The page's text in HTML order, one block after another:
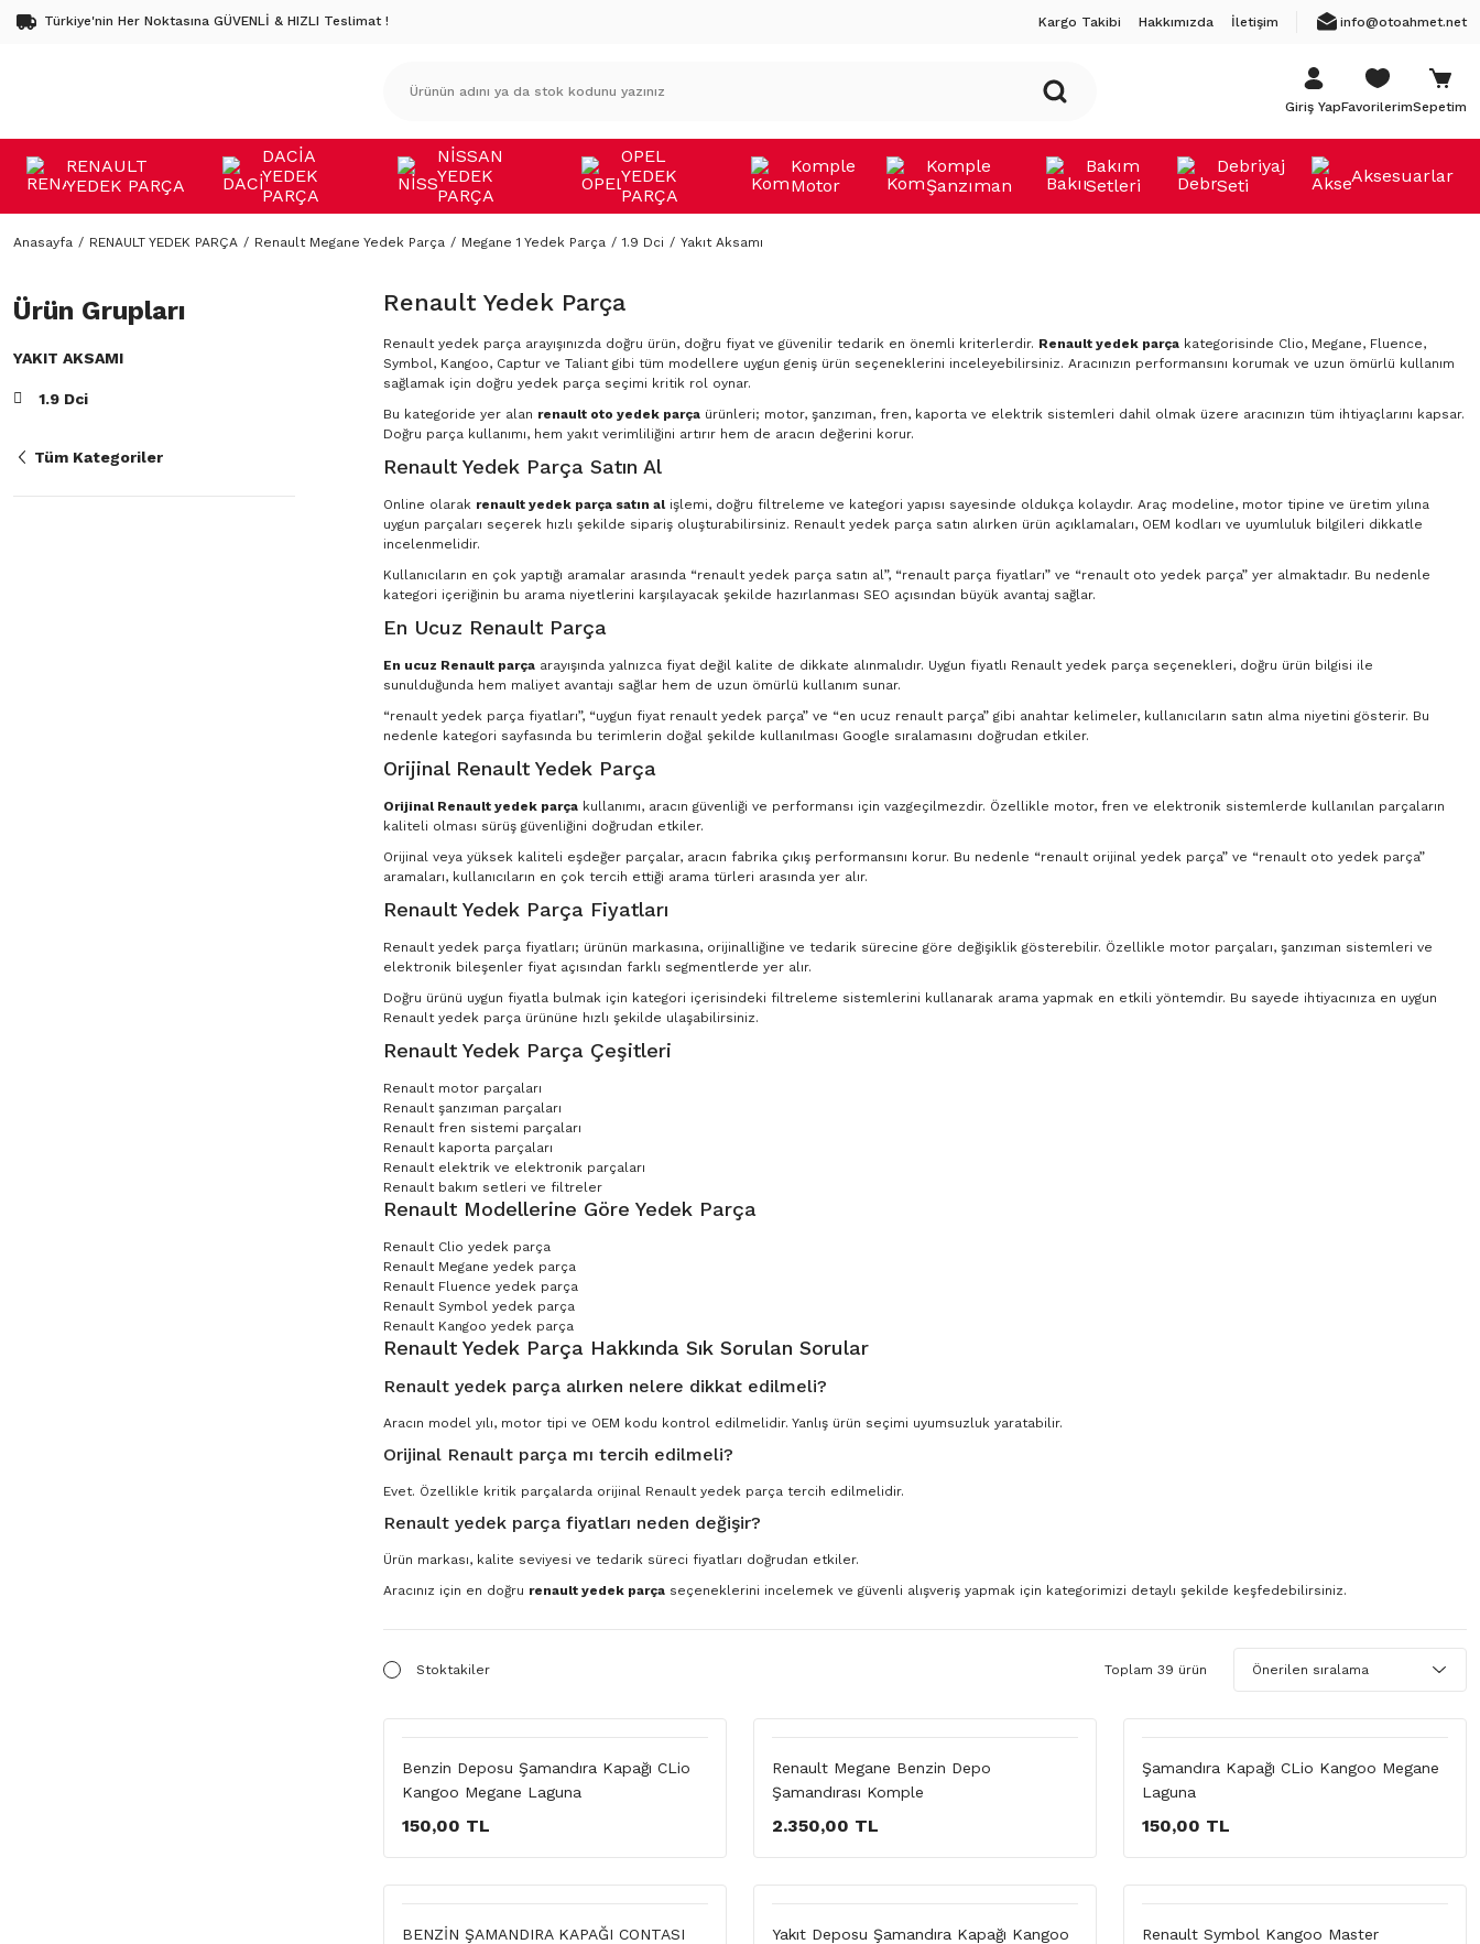
Türkiye'nin Her Noktasına GÜVENLİ & HIZLI Teslimat ! Kargo Takibi Hakkımızda İletişim info@otoahmet.net
Giriş YapFavorilerimSepetim
RENAULT
YEDEK PARÇA
DACİA
YEDEK
PARÇA
NİSSAN
YEDEK
PARÇA
OPEL
YEDEK
PARÇA
Komple
Motor
Komple
Şanzıman
Bakım
Setleri
Debriyaj
Seti
Aksesuarlar
Anasayfa RENAULT YEDEK PARÇA Renault Megane Yedek Parça Megane 1 Yedek Parça 1.9 Dci Yakıt Aksamı
Ürün Grupları
YAKIT AKSAMI
1.9 Dci
Tüm Kategoriler
Renault Yedek Parça
Renault yedek parça arayışınızda doğru ürün, doğru fiyat ve güvenilir tedarik en önemli kriterlerdir. Renault yedek parça kategorisinde Clio, Megane, Fluence,
Symbol, Kangoo, Captur ve Taliant gibi tüm modellere uygun geniş ürün seçeneklerini inceleyebilirsiniz. Aracınızın performansını korumak ve uzun ömürlü kullanım
sağlamak için doğru yedek parça seçimi kritik rol oynar.
Bu kategoride yer alan renault oto yedek parça ürünleri; motor, şanzıman, fren, kaporta ve elektrik sistemleri dahil olmak üzere aracınızın tüm ihtiyaçlarını kapsar.
Doğru parça kullanımı, hem yakıt verimliliğini artırır hem de aracın değerini korur.
Renault Yedek Parça Satın Al
Online olarak renault yedek parça satın al işlemi, doğru filtreleme ve kategori yapısı sayesinde oldukça kolaydır. Araç modeline, motor tipine ve üretim yılına
uygun parçaları seçerek hızlı şekilde sipariş oluşturabilirsiniz. Renault yedek parça satın alırken ürün açıklamaları, OEM kodları ve uyumluluk bilgileri dikkatle
incelenmelidir.
Kullanıcıların en çok yaptığı aramalar arasında “renault yedek parça satın al”, “renault parça fiyatları” ve “renault oto yedek parça” yer almaktadır. Bu nedenle
kategori içeriğinin bu arama niyetlerini karşılayacak şekilde hazırlanması SEO açısından büyük avantaj sağlar.
En Ucuz Renault Parça
En ucuz Renault parça arayışında yalnızca fiyat değil kalite de dikkate alınmalıdır. Uygun fiyatlı Renault yedek parça seçenekleri, doğru ürün bilgisi ile
sunulduğunda hem maliyet avantajı sağlar hem de uzun ömürlü kullanım sunar.
“renault yedek parça fiyatları”, “uygun fiyat renault yedek parça” ve “en ucuz renault parça” gibi anahtar kelimeler, kullanıcıların satın alma niyetini gösterir. Bu
nedenle kategori sayfasında bu terimlerin doğal şekilde kullanılması Google sıralamasını doğrudan etkiler.
Orijinal Renault Yedek Parça
Orijinal Renault yedek parça kullanımı, aracın güvenliği ve performansı için vazgeçilmezdir. Özellikle motor, fren ve elektronik sistemlerde kullanılan parçaların
kaliteli olması sürüş güvenliğini doğrudan etkiler.
Orijinal veya yüksek kaliteli eşdeğer parçalar, aracın fabrika çıkış performansını korur. Bu nedenle “renault orijinal yedek parça” ve “renault oto yedek parça”
aramaları, kullanıcıların en çok tercih ettiği arama türleri arasında yer alır.
Renault Yedek Parça Fiyatları
Renault yedek parça fiyatları; ürünün markasına, orijinalliğine ve tedarik sürecine göre değişiklik gösterebilir. Özellikle motor parçaları, şanzıman sistemleri ve
elektronik bileşenler fiyat açısından farklı segmentlerde yer alır.
Doğru ürünü uygun fiyatla bulmak için kategori içerisindeki filtreleme sistemlerini kullanarak arama yapmak en etkili yöntemdir. Bu sayede ihtiyacınıza en uygun
Renault yedek parça ürününe hızlı şekilde ulaşabilirsiniz.
Renault Yedek Parça Çeşitleri
Renault motor parçaları
Renault şanzıman parçaları
Renault fren sistemi parçaları
Renault kaporta parçaları
Renault elektrik ve elektronik parçaları
Renault bakım setleri ve filtreler
Renault Modellerine Göre Yedek Parça
Renault Clio yedek parça
Renault Megane yedek parça
Renault Fluence yedek parça
Renault Symbol yedek parça
Renault Kangoo yedek parça
Renault Yedek Parça Hakkında Sık Sorulan Sorular
Renault yedek parça alırken nelere dikkat edilmeli?
Aracın model yılı, motor tipi ve OEM kodu kontrol edilmelidir. Yanlış ürün seçimi uyumsuzluk yaratabilir.
Orijinal Renault parça mı tercih edilmeli?
Evet. Özellikle kritik parçalarda orijinal Renault yedek parça tercih edilmelidir.
Renault yedek parça fiyatları neden değişir?
Ürün markası, kalite seviyesi ve tedarik süreci fiyatları doğrudan etkiler.
Aracınız için en doğru renault yedek parça seçeneklerini incelemek ve güvenli alışveriş yapmak için kategorimizi detaylı şekilde keşfedebilirsiniz.
Stoktakiler Toplam 39 ürün
Benzin Deposu Şamandıra Kapağı CLio
Kangoo Megane Laguna
150,00 TL
Renault Megane Benzin Depo
Şamandırası Komple
2.350,00 TL
Şamandıra Kapağı CLio Kangoo Megane
Laguna
150,00 TL
BENZİN ŞAMANDIRA KAPAĞI CONTASI
Yakıt Deposu Şamandıra Kapağı Kangoo
Renault Symbol Kangoo Master